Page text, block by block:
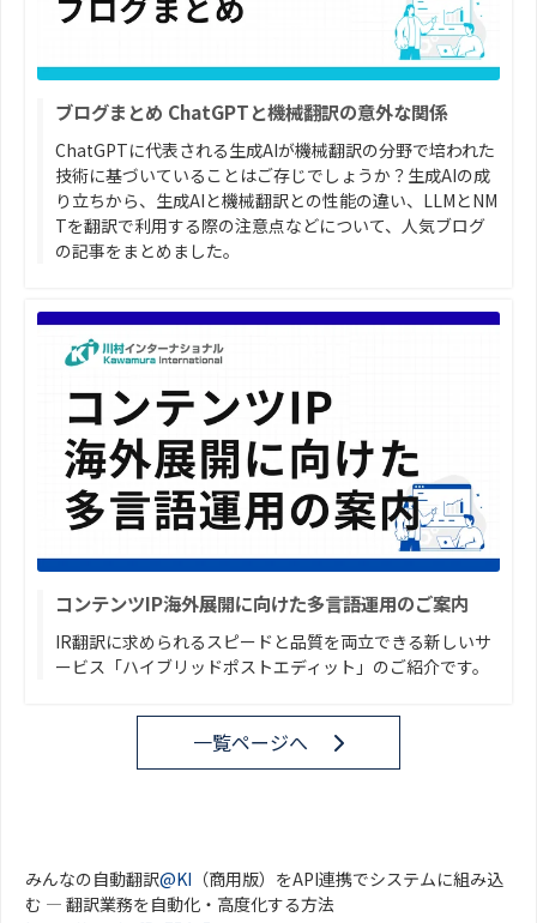
ブログまとめ ChatGPTと機械翻訳の意外な関係
ChatGPTに代表される生成AIが機械翻訳の分野で培われた
技術に基づいていることはご存じでしょうか？生成AIの成
り立ちから、生成AIと機械翻訳との性能の違い、LLMとNM
Tを翻訳で利用する際の注意点などについて、人気ブログ
の記事をまとめました。
コンテンツIP海外展開に向けた多言語運用のご案内
IR翻訳に求められるスピードと品質を両立できる新しいサ
ービス「ハイブリッドポストエディット」のご紹介です。
一覧ページへ
みんなの自動翻訳@KI （商用版）をAPI連携でシステムに組み込
む ― 翻訳業務を自動化・高度化する方法